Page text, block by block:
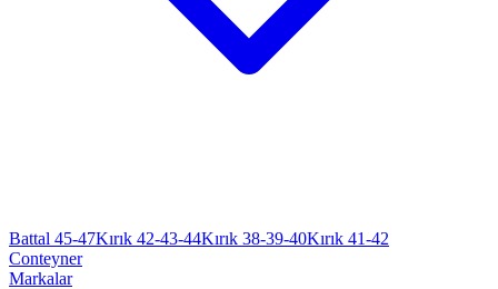
Battal 45-47Kırık 42-43-44Kırık 38-39-40Kırık 41-42
Conteyner
Markalar